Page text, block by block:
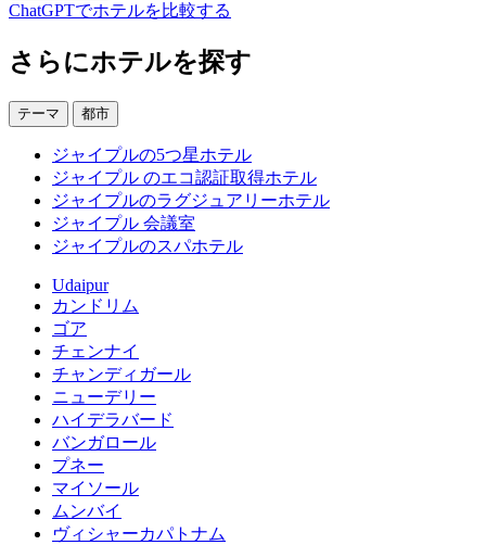
ChatGPTでホテルを比較する
さらにホテルを探す
テーマ 都市
ジャイプルの5つ星ホテル
ジャイプル のエコ認証取得ホテル
ジャイプルのラグジュアリーホテル
ジャイプル 会議室
ジャイプルのスパホテル
Udaipur
カンドリム
ゴア
チェンナイ
チャンディガール
ニューデリー
ハイデラバード
バンガロール
プネー
マイソール
ムンバイ
ヴィシャーカパトナム